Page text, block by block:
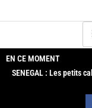
EN CE MOMENT
SENEGAL : Les petits